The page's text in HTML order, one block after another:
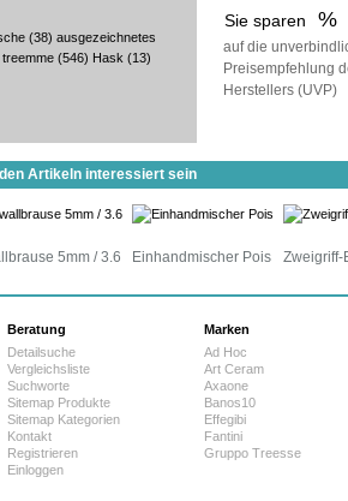
Sie sparen %
auf die
Preisempfehlung
Herstellers (UVP)
(38) ausgezeichnetes
treemme (546) Hask (13)
Artikeln interessiert sein
5mm / 3.6 Einhandmischer Pois Zweigriff-
Beratung
Detailsuche
Vergleichsliste
Suchworte
Sitemap Produkte
Sitemap Kategorien
Kontakt
Registrieren
Einloggen
Marken
Ad Hoc
Art Ceram
Axaone
Banos10
Effegibi
Fantini
Gruppo Treesse